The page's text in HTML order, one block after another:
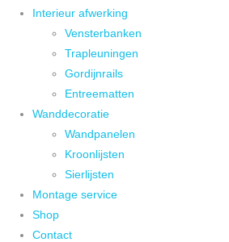
Interieur afwerking
Vensterbanken
Trapleuningen
Gordijnrails
Entreematten
Wanddecoratie
Wandpanelen
Kroonlijsten
Sierlijsten
Montage service
Shop
Contact